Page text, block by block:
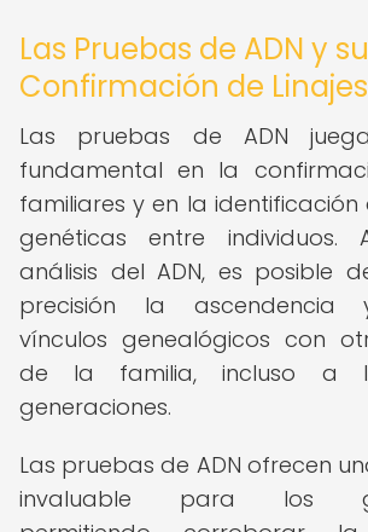
Las Pruebas de ADN y
Confirmación de Linajes
Las pruebas de ADN
fundamental en la
familiares y en la identificación
genéticas entre
análisis del ADN, es posible
precisión la ascendencia
vínculos genealógicos con
de la familia, incluso a
generaciones.
Las pruebas de ADN ofrecen
invaluable para los